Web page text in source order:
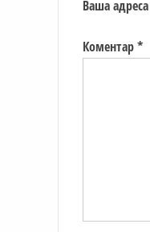
Ваша
Коментар*